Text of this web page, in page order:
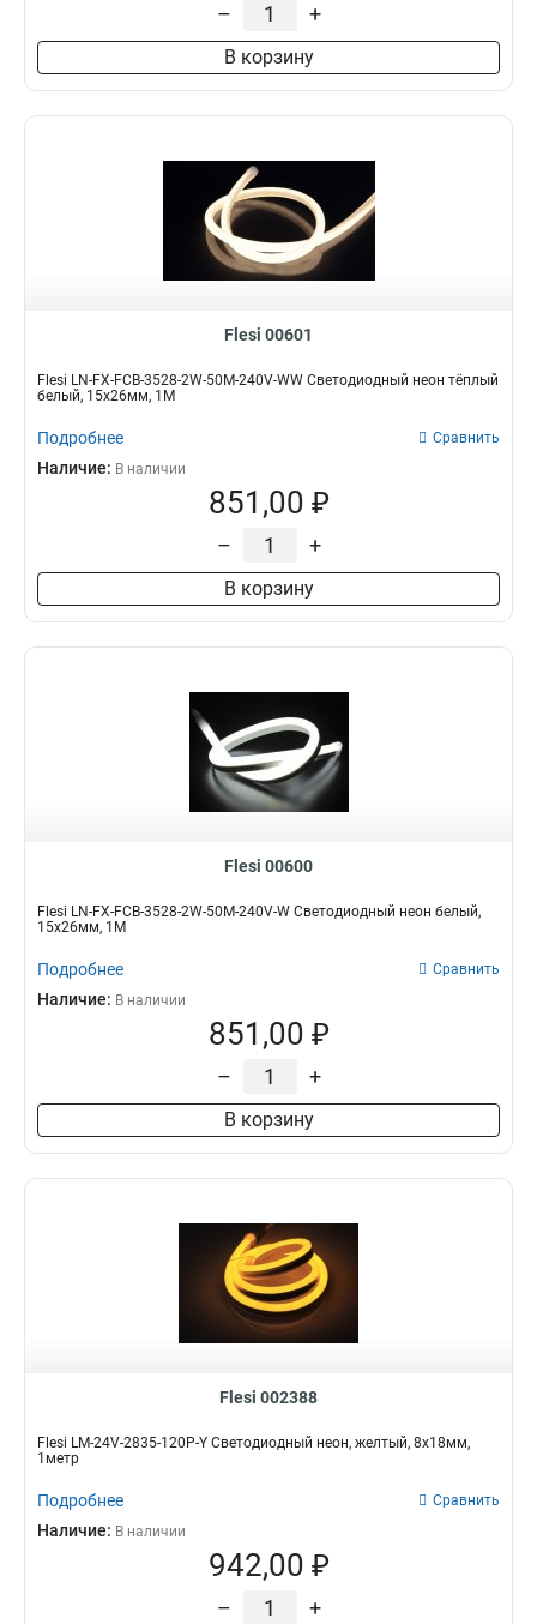
– +
В корзину
Flesi 00601
Flesi LN-FX-FCB-3528-2W-50M-240V-WW Светодиодный неон тёплый
белый, 15х26мм, 1М
Подробнее Сравнить
Наличие: В наличии
851,00 ₽
– +
В корзину
Flesi 00600
Flesi LN-FX-FCB-3528-2W-50M-240V-W Светодиодный неон белый,
15х26мм, 1М
Подробнее Сравнить
Наличие: В наличии
851,00 ₽
– +
В корзину
Flesi 002388
Flesi LM-24V-2835-120P-Y Светодиодный неон, желтый, 8х18мм,
1метр
Подробнее Сравнить
Наличие: В наличии
942,00 ₽
– +